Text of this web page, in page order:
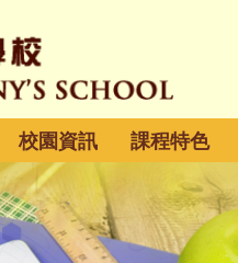
校園資訊 課程特色